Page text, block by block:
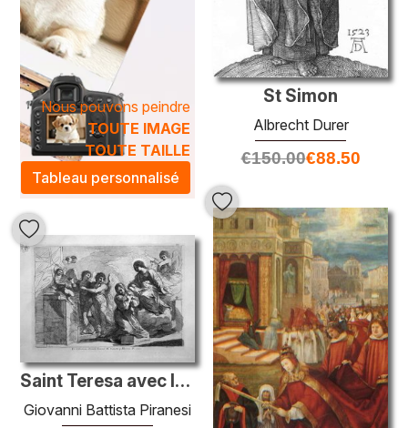
Nous pouvons peindre
TOUTE IMAGE
TOUTE TAILLE
Tableau personnalisé
St Simon
Albrecht Durer
€150.00€88.50
Saint Teresa avec l'enfant Jésus
Giovanni Battista Piranesi